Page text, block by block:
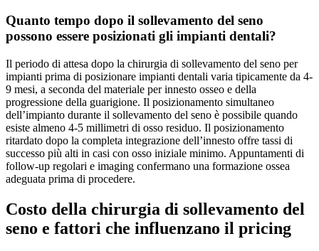
Quanto tempo dopo il sollevamento del seno
possono essere posizionati gli impianti dentali?
Il periodo di attesa dopo la chirurgia di sollevamento del seno per
impianti prima di posizionare impianti dentali varia tipicamente da 4-
9 mesi, a seconda del materiale per innesto osseo e della
progressione della guarigione. Il posizionamento simultaneo
dell’impianto durante il sollevamento del seno è possibile quando
esiste almeno 4-5 millimetri di osso residuo. Il posizionamento
ritardato dopo la completa integrazione dell’innesto offre tassi di
successo più alti in casi con osso iniziale minimo. Appuntamenti di
follow-up regolari e imaging confermano una formazione ossea
adeguata prima di procedere.
Costo della chirurgia di sollevamento del
seno e fattori che influenzano il pricing